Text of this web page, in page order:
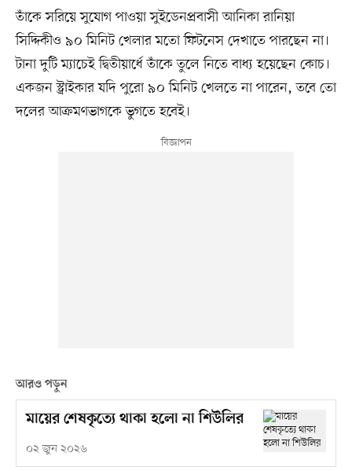
তাঁকে সরিয়ে সুযোগ পাওয়া সুইডেনপ্রবাসী আনিকা রানিয়া
সিদ্দিকীও ৯০ মিনিট খেলার মতো ফিটনেস দেখাতে পারছেন না।
টানা দুটি ম্যাচেই দ্বিতীয়ার্ধে তাঁকে তুলে নিতে বাধ্য হয়েছেন কোচ।
একজন স্ট্রাইকার যদি পুরো ৯০ মিনিট খেলতে না পারেন, তবে তো
দলের আক্রমণভাগকে ভুগতে হবেই।
আরও পড়ুন
মায়ের শেষকৃত্যে থাকা হলো না শিউলির
০২ জুন ২০২৬